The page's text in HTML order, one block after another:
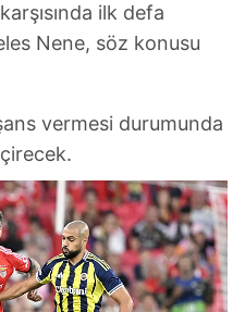
ilk defa
Nene, söz konusu
vermesi durumunda